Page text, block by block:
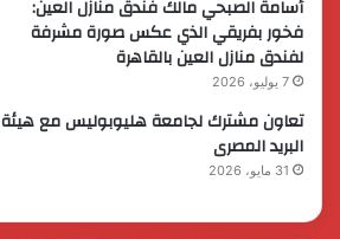
أسامة الصبحي مالك فندق منازل العين:
فخور بفريقي الذي عكس صورة مشرفة
لفندق منازل العين بالقاهرة
7 يوليو، 2026
تعاون مشترك لجامعة هليوبوليس مع هيئة
البريد المصرى
31 مايو، 2026